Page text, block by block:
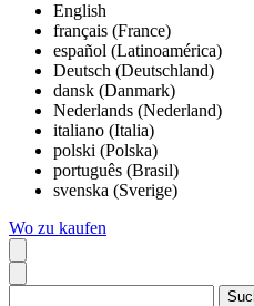
English
français (France)
español (Latinoamérica)
Deutsch (Deutschland)
dansk (Danmark)
Nederlands (Nederland)
italiano (Italia)
polski (Polska)
português (Brasil)
svenska (Sverige)
Wo zu kaufen